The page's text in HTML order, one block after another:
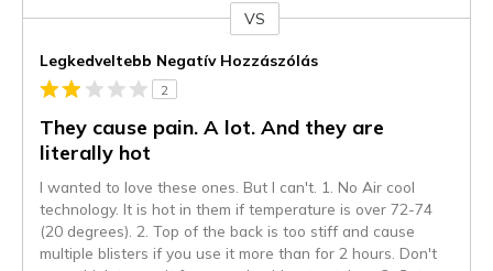
VS
Legkedveltebb Negatív Hozzászólás
2
They cause pain. A lot. And they are
literally hot
I wanted to love these ones. But I can't. 1. No Air cool
technology. It is hot in them if temperature is over 72-74
(20 degrees). 2. Top of the back is too stiff and cause
multiple blisters if you use it more than for 2 hours. Don't